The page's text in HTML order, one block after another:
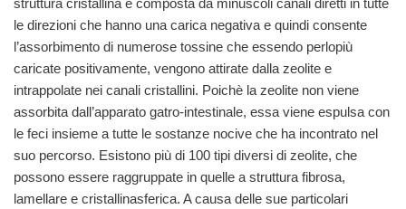
le direzioni che hanno una carica negativa e quindi consente
l’assorbimento di numerose tossine che essendo perlopiù
caricate positivamente, vengono attirate dalla zeolite e
intrappolate nei canali cristallini. Poichè la zeolite non viene
assorbita dall’apparato gatro-intestinale, essa viene espulsa con
le feci insieme a tutte le sostanze nocive che ha incontrato nel
suo percorso. Esistono più di 100 tipi diversi di zeolite, che
possono essere raggruppate in quelle a struttura fibrosa,
lamellare e cristallinasferica. A causa delle sue particolari